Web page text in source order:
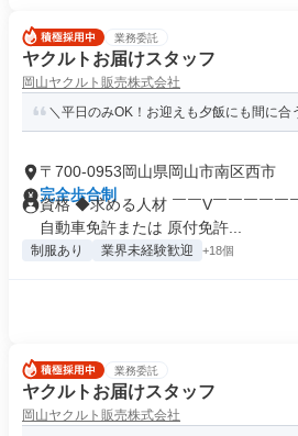
業務委託
ヤクルトお届けスタッフ
岡山ヤクルト販売株式会社
＼平日のみOK！お迎えも夕飯にも間に合
〒700-0953岡山県岡山市南区西市
完全歩合制
資格 ◆求める人材 ￣￣V￣￣￣￣￣
自動車免許または 原付免許...
制服あり 業界未経験歓迎 +18個
業務委託
ヤクルトお届けスタッフ
岡山ヤクルト販売株式会社